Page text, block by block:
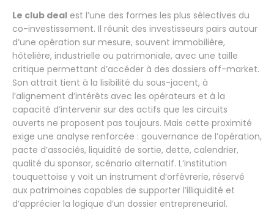
Le club deal est l’une des formes les plus sélectives du
co-investissement. Il réunit des investisseurs pairs autour
d’une opération sur mesure, souvent immobilière,
hôtelière, industrielle ou patrimoniale, avec une taille
critique permettant d’accéder à des dossiers off-market.
Son attrait tient à la lisibilité du sous-jacent, à
l’alignement d’intérêts avec les opérateurs et à la
capacité d’intervenir sur des actifs que les circuits
ouverts ne proposent pas toujours. Mais cette proximité
exige une analyse renforcée : gouvernance de l’opération,
pacte d’associés, liquidité de sortie, dette, calendrier,
qualité du sponsor, scénario alternatif. L’institution
touquettoise y voit un instrument d’orfèvrerie, réservé
aux patrimoines capables de supporter l’illiquidité et
d’apprécier la logique d’un dossier entrepreneurial.